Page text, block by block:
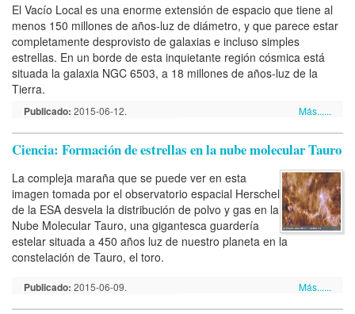
El Vacío Local es una enorme extensión de espacio que tiene al
menos 150 millones de años-luz de diámetro, y que parece estar
completamente desprovisto de galaxias e incluso simples
estrellas. En un borde de esta inquietante región cósmica está
situada la galaxia NGC 6503, a 18 millones de años-luz de la
Tierra.
Publicado: 2015-06-12. Más......
Ciencia: Formación de estrellas en la nube molecular Tauro
La compleja maraña que se puede ver en esta
imagen tomada por el observatorio espacial Herschel
de la ESA desvela la distribución de polvo y gas en la
Nube Molecular Tauro, una gigantesca guardería
estelar situada a 450 años luz de nuestro planeta en la
constelación de Tauro, el toro.
Publicado: 2015-06-09. Más......